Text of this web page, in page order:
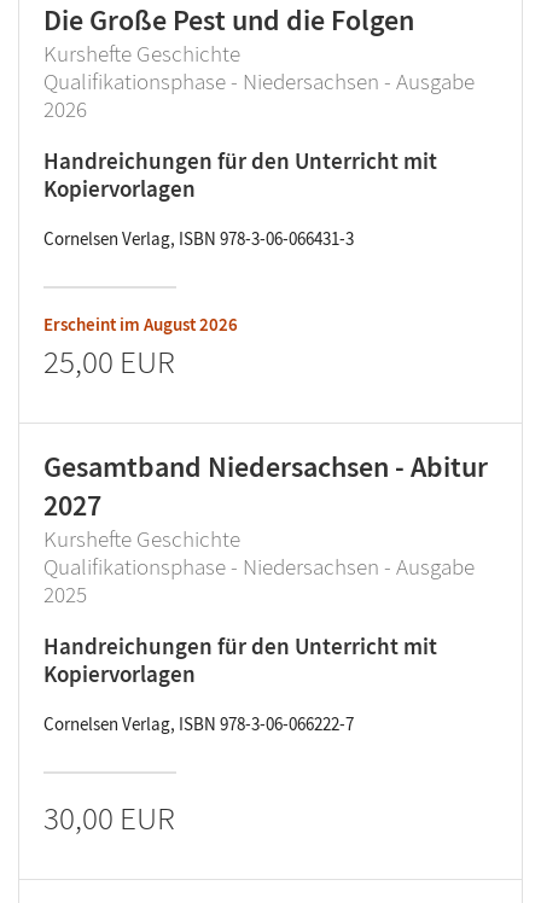
Die Große Pest und die Folgen
Kurshefte Geschichte
Qualifikationsphase - Niedersachsen - Ausgabe
2026
Handreichungen für den Unterricht mit
Kopiervorlagen
Cornelsen Verlag, ISBN 978-3-06-066431-3
Erscheint im August 2026
25,00 EUR
Gesamtband Niedersachsen - Abitur
2027
Kurshefte Geschichte
Qualifikationsphase - Niedersachsen - Ausgabe
2025
Handreichungen für den Unterricht mit
Kopiervorlagen
Cornelsen Verlag, ISBN 978-3-06-066222-7
30,00 EUR